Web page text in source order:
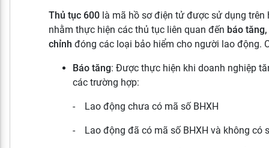
Thủ tục 600 là mã hồ sơ điện tử được sử dụng trên
nhằm thực hiện các thủ tục liên quan đến báo
chỉnh đóng các loại bảo hiểm cho người lao động.
Báo tăng: Được thực hiện khi doanh nghiệp
các trường hợp:
- Lao động chưa có mã số BHXH
- Lao động đã có mã số BHXH và không có